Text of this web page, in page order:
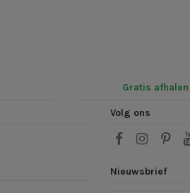
Gratis
Volg ons
Nieuwsbrief